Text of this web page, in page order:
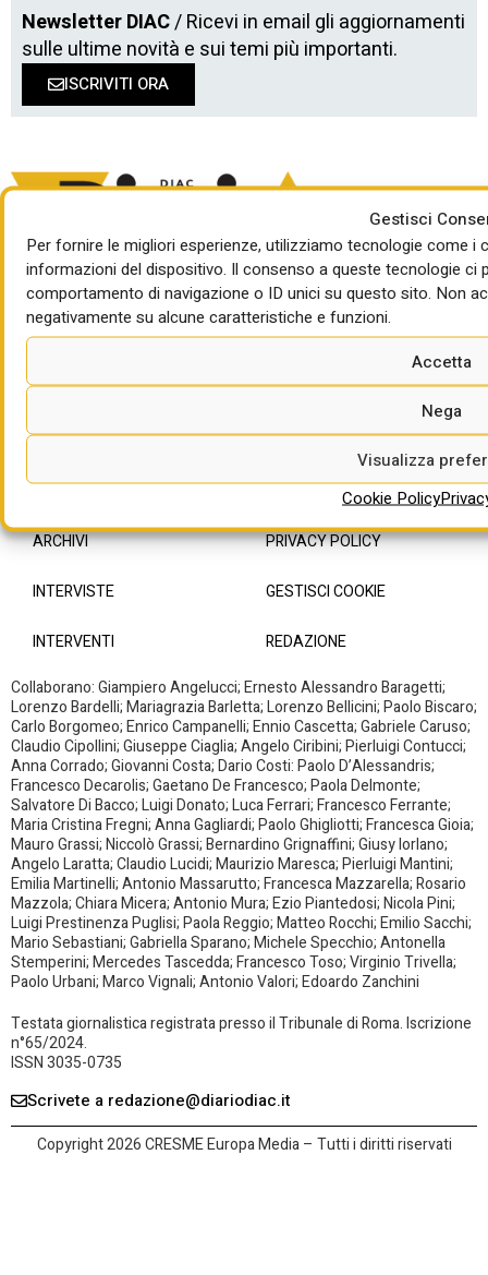
Gestisci
Per fornire le migliori esperienze, utilizziamo tecnologie come
informazioni del dispositivo. Il consenso a queste tecnologie ci
comportamento di navigazione o ID unici su questo sito. Non
negativamente su alcune caratteristiche e funzioni.
Accetta
Nega
Visualizza
Cookie Policy
Newsletter DIAC/ Ricevi in email gli aggiornamenti
sulle ultime novità e sui temi più importanti.
ISCRIVITI ORA
Direttore responsabile: Giorgio Santilli
In redazione: Maria Cristina Carlini, Mauro Giansante
Progetto grafico: Cinzia Leone
Social media partner:
ARCHIVI
INTERVISTE
INTERVENTI
PRIVACY POLICY
GESTISCI COOKIE
REDAZIONE
Collaborano: Giampiero Angelucci; Ernesto Alessandro Baragetti;
Lorenzo Bardelli; Mariagrazia Barletta; Lorenzo Bellicini; Paolo Biscaro;
Carlo Borgomeo; Enrico Campanelli; Ennio Cascetta; Gabriele Caruso;
Claudio Cipollini; Giuseppe Ciaglia; Angelo Ciribini; Pierluigi Contucci;
Anna Corrado; Giovanni Costa; Dario Costi: Paolo D’Alessandris;
Francesco Decarolis; Gaetano De Francesco; Paola Delmonte;
Salvatore Di Bacco; Luigi Donato; Luca Ferrari; Francesco Ferrante;
Maria Cristina Fregni; Anna Gagliardi; Paolo Ghigliotti; Francesca Gioia;
Mauro Grassi; Niccolò Grassi; Bernardino Grignaffini; Giusy Iorlano;
Angelo Laratta; Claudio Lucidi; Maurizio Maresca; Pierluigi Mantini;
Emilia Martinelli; Antonio Massarutto; Francesca Mazzarella; Rosario
Mazzola; Chiara Micera; Antonio Mura; Ezio Piantedosi; Nicola Pini;
Luigi Prestinenza Puglisi; Paola Reggio; Matteo Rocchi; Emilio Sacchi;
Mario Sebastiani; Gabriella Sparano; Michele Specchio; Antonella
Stemperini; Mercedes Tascedda; Francesco Toso; Virginio Trivella;
Paolo Urbani; Marco Vignali; Antonio Valori; Edoardo Zanchini
Testata giornalistica registrata presso il Tribunale di Roma. Iscrizione
n°65/2024.
ISSN 3035-0735
Scrivete a redazione@diariodiac.it
Copyright 2026 CRESME Europa Media – Tutti i diritti riservati